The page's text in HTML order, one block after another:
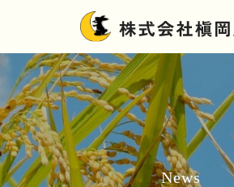
News